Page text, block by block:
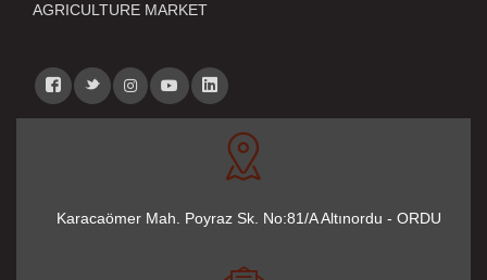
AGRICULTURE MARKET
Karacaömer Mah. Poyraz Sk. No:81/A Altınordu - ORDU